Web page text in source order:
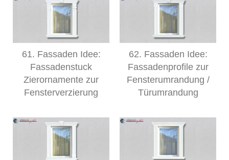
61. Fassaden Idee:
Fassadenstuck
Zierornamente zur
Fensterverzierung
62. Fassaden Idee:
Fassadenprofile zur
Fensterumrandung /
Türumrandung